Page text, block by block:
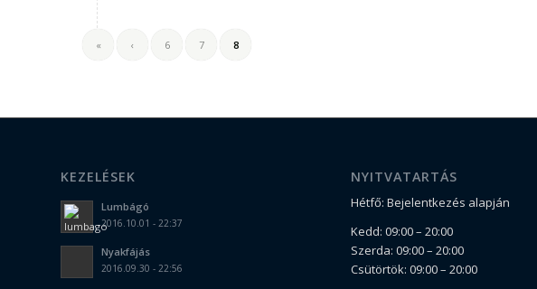
« ‹ 6 7 8
KEZELÉSEK
Lumbágó
2016.10.01 - 22:37
Nyakfájás
2016.09.30 - 22:56
NYITVATARTÁS
Hétfő: Bejelentkezés alapján
Kedd: 09:00 – 20:00
Szerda: 09:00 – 20:00
Csütörtök: 09:00 – 20:00